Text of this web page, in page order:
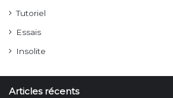
Tutoriel
Essais
Insolite
Articles récents